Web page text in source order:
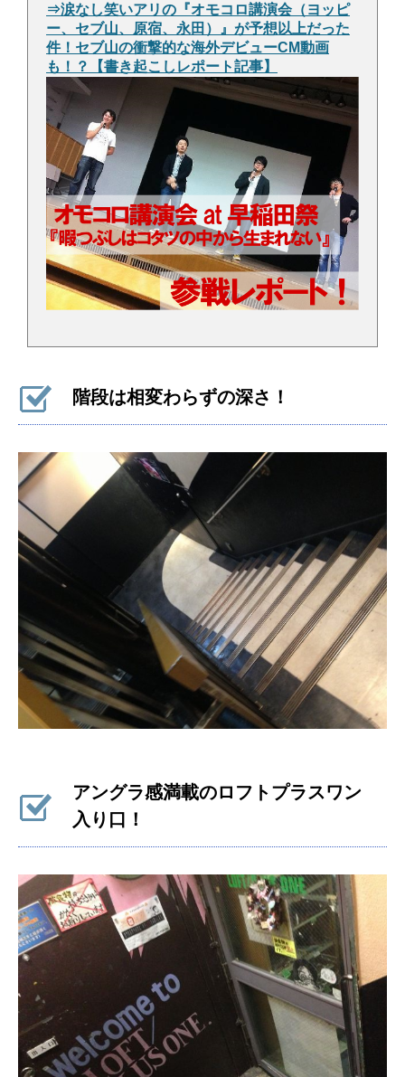
⇒涙なし笑いアリの『オモコロ講演会（ヨッピ
ー、セブ山、原宿、永田）』が予想以上だった
件！セブ山の衝撃的な海外デビューCM動画
も！？【書き起こしレポート記事】
階段は相変わらずの深さ！
アングラ感満載のロフトプラスワン
入り口！